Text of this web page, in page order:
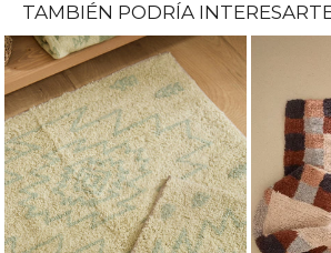
TAMBIÉN PODRÍA